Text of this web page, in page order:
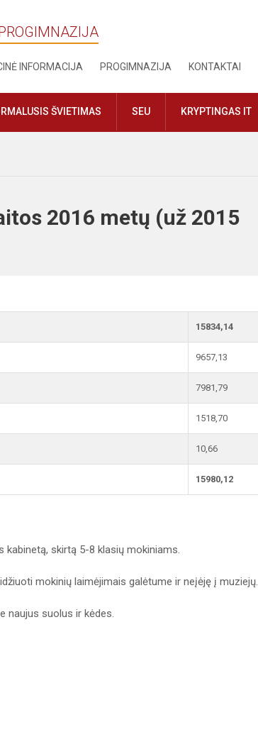
INFORMACIJA PROGIMNAZIJA KONTAKTAI
ŠVIETIMAS SEU KRYPTINGAS IT
2016 metų (už 2015
15834,14
9657,13
7981,79
1518,70
10,66
15980,12
skirtą 5-8 klasių mokiniams.
mokinių laimėjimais galėtume ir neįėję į muziejų.
naujus suolus ir kėdes.